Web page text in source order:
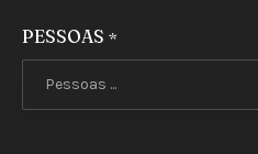
PESSOAS *